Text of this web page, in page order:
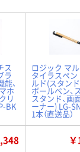
ス
ラ
、
ホ
リ
BK
ロジック マ
タイラスペン
ルド(スタン
ボールペン、
スタンド、画
ーナー) LG-
1本（直送品）